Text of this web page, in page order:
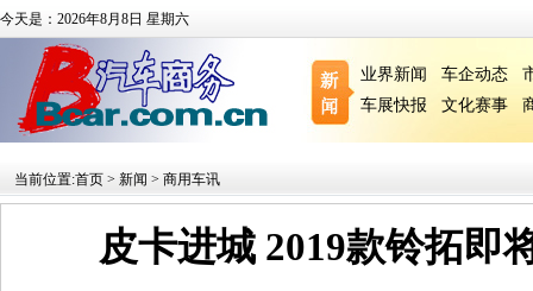
今天是：2026年8月8日 星期六
业界新闻 车企动态
车展快报
文化赛事
当前位置:首页 > 新闻 > 商用车讯
皮卡进城 2019款铃拓即